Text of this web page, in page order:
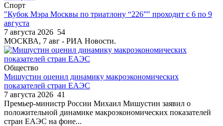
Спорт
"Кубок Мэра Москвы по триатлону “226”" проходит с 6 по 9
августа
7 августа 2026 54
МОСКВА, 7 авг - РИА Новости.
Общество
Мишустин оценил динамику макроэкономических
показателей стран ЕАЭС
7 августа 2026 41
Премьер-министр России Михаил Мишустин заявил о
положительной динамике макроэкономических показателей
стран ЕАЭС на фоне...